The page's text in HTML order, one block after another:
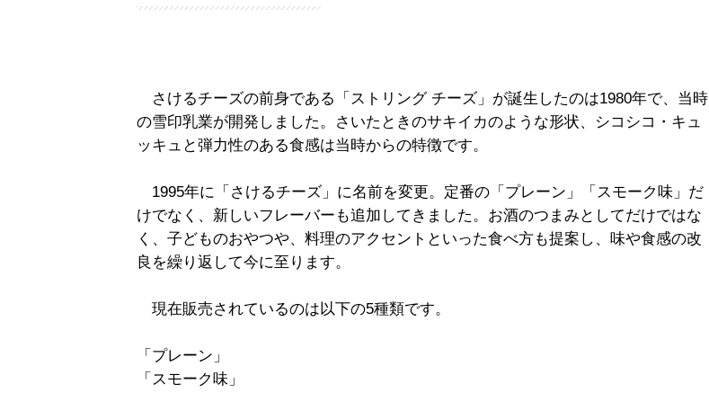
さけるチーズの前身である「ストリング チーズ」が誕生したのは1980年で、当時
の雪印乳業が開発しました。さいたときのサキイカのような形状、シコシコ・キュ
ッキュと弾力性のある食感は当時からの特徴です。
1995年に「さけるチーズ」に名前を変更。定番の「プレーン」「スモーク味」だ
けでなく、新しいフレーバーも追加してきました。お酒のつまみとしてだけではな
く、子どものおやつや、料理のアクセントといった食べ方も提案し、味や食感の改
良を繰り返して今に至ります。
現在販売されているのは以下の5種類です。
「プレーン」
「スモーク味」